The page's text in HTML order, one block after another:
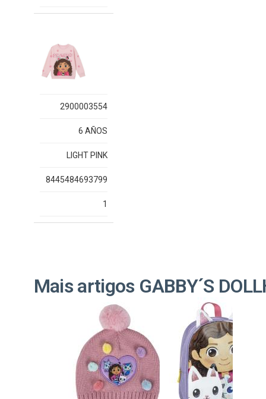
2900003554
6 AÑOS
LIGHT PINK
8445484693799
1
Mais artigos GABBY´S